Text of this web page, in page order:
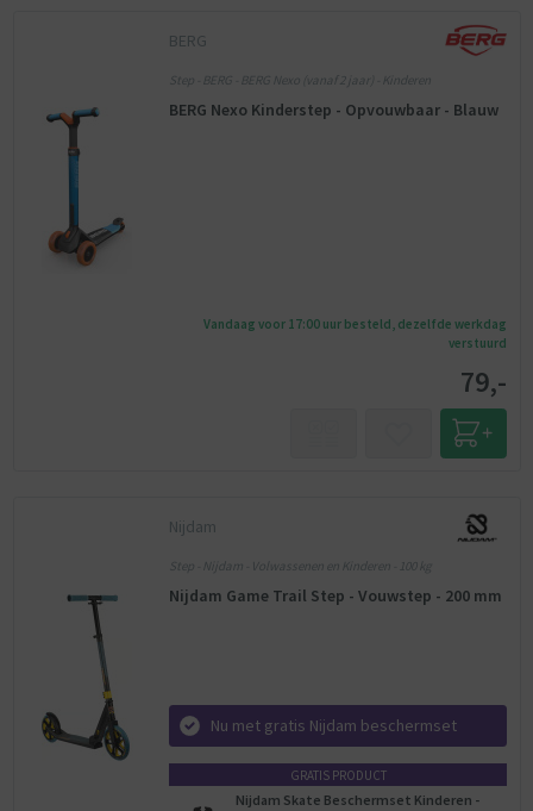
BERG
Step - BERG - BERG Nexo (vanaf 2 jaar) - Kinderen
BERG Nexo Kinderstep - Opvouwbaar - Blauw
Vandaag voor 17:00 uur besteld, dezelfde werkdag
verstuurd
79,-
Nijdam
Step - Nijdam - Volwassenen en Kinderen - 100 kg
Nijdam Game Trail Step - Vouwstep - 200 mm
Nu met gratis Nijdam beschermset
GRATIS PRODUCT
Nijdam Skate Beschermset Kinderen -